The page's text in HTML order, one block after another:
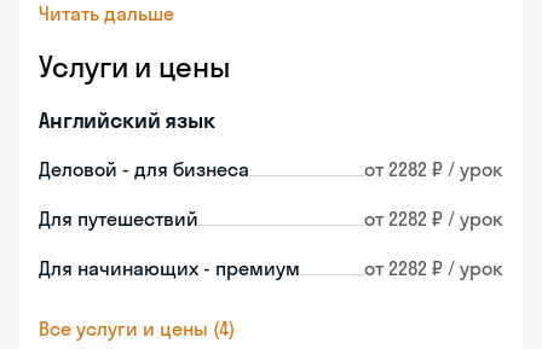
Читать дальше
Услуги и цены
Английский язык
Деловой - для бизнеса от 2282 ₽ / урок
Для путешествий от 2282 ₽ / урок
Для начинающих - премиум от 2282 ₽ / урок
Все услуги и цены (4)